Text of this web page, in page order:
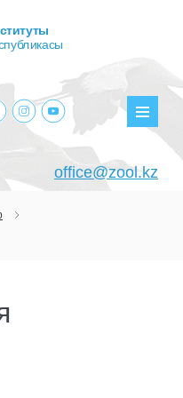
office@zool.kz
instagram.com
youtube.com